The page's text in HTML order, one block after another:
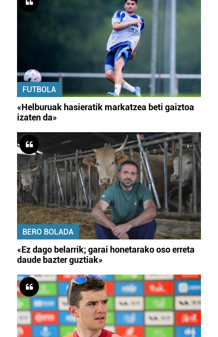
FUTBOLA
«Helburuak hasieratik markatzea beti gaiztoa
izaten da»
BERO BOLADA
«Ez dago belarrik; garai honetarako oso erreta
daude bazter guztiak»